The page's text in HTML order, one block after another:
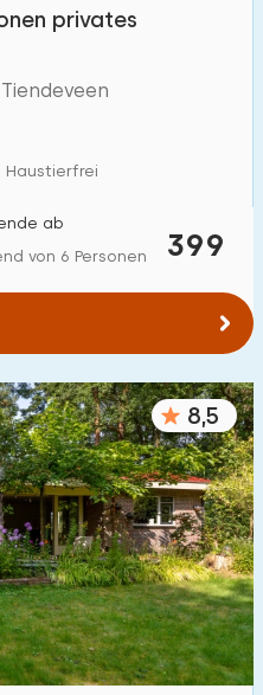
privates
Haustierfrei
399
ab
von 6 Personen
8,5